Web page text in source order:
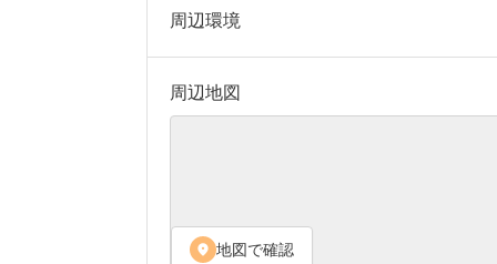
周辺環境
周辺地図
location_on 地図で確認